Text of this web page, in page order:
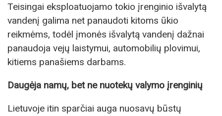
Teisingai eksploatuojamo tokio įrenginio išvalytą
vandenį galima net panaudoti kitoms ūkio
reikmėms, todėl įmonės išvalytą vandenį dažnai
panaudoja vejų laistymui, automobilių plovimui,
kitiems panašiems darbams.
Daugėja namų, bet ne nuotekų valymo įrenginių
Lietuvoje itin sparčiai auga nuosavų būstų